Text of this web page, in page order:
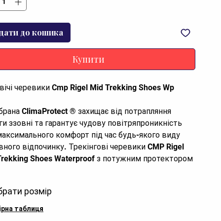
до кошика
Купити
черевики Cmp Rigel Mid Trekking Shoes Wp
ClimaProtect ® захищає від потрапляння
ззовні та гарантує чудову повітряпроникність
комфорт під час будь-якого виду
відпочинку. Трекінгові черевики CMP Rigel
Shoes Waterproof з потужним протектором
завдяки своїй структурі та спеціальній підошві
Grip.
розмір
таблиця